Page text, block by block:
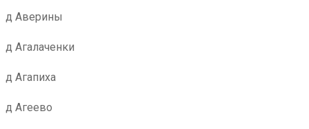
д Аверины
д Агалаченки
д Агапиха
д Агеево